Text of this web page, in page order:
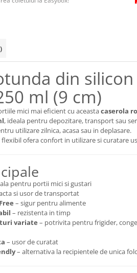
din silicon
ml (9 cm)
mici mai eficient cu aceastacaserola
, ideala pentru depozitare, transport sau
utilizare zilnica, acasa sau in deplasare.
ofera confort in utilizare si curatare
pentru portii mici si gustari
si usor de transportat
– sigur pentru alimente
– rezistenta in timp
variate – potrivita pentru frigider,
– usor de curatat
– alternativa la recipientele de unica